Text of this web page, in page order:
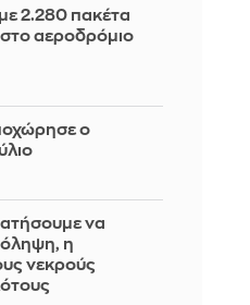
2.280 πακέτα
αεροδρόμιο
ο
να
η
νεκρούς